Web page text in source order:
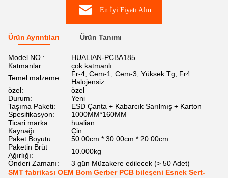
En İyi Fiyatı Alın
Ürün Ayrıntıları Ürün Tanımı
Model NO.:
HUALIAN-PCBA185
Katmanlar:
çok katmanlı
Temel malzeme:
Fr-4, Cem-1, Cem-3, Yüksek Tg, Fr4
Halojensiz
özel:
özel
Durum:
Yeni
Taşıma Paketi:
ESD Çanta + Kabarcık Sarılmış + Karton
Spesifikasyon:
1000MM*160MM
Ticari marka:
hualian
Kaynağı:
Çin
Paket Boyutu:
50.00cm * 30.00cm * 20.00cm
Paketin Brüt
Ağırlığı:
10.000kg
Önderi Zamanı:
3 gün Müzakere edilecek (> 50 Adet)
SMT fabrikası OEM Bom Gerber PCB bileşeni Esnek Sert-